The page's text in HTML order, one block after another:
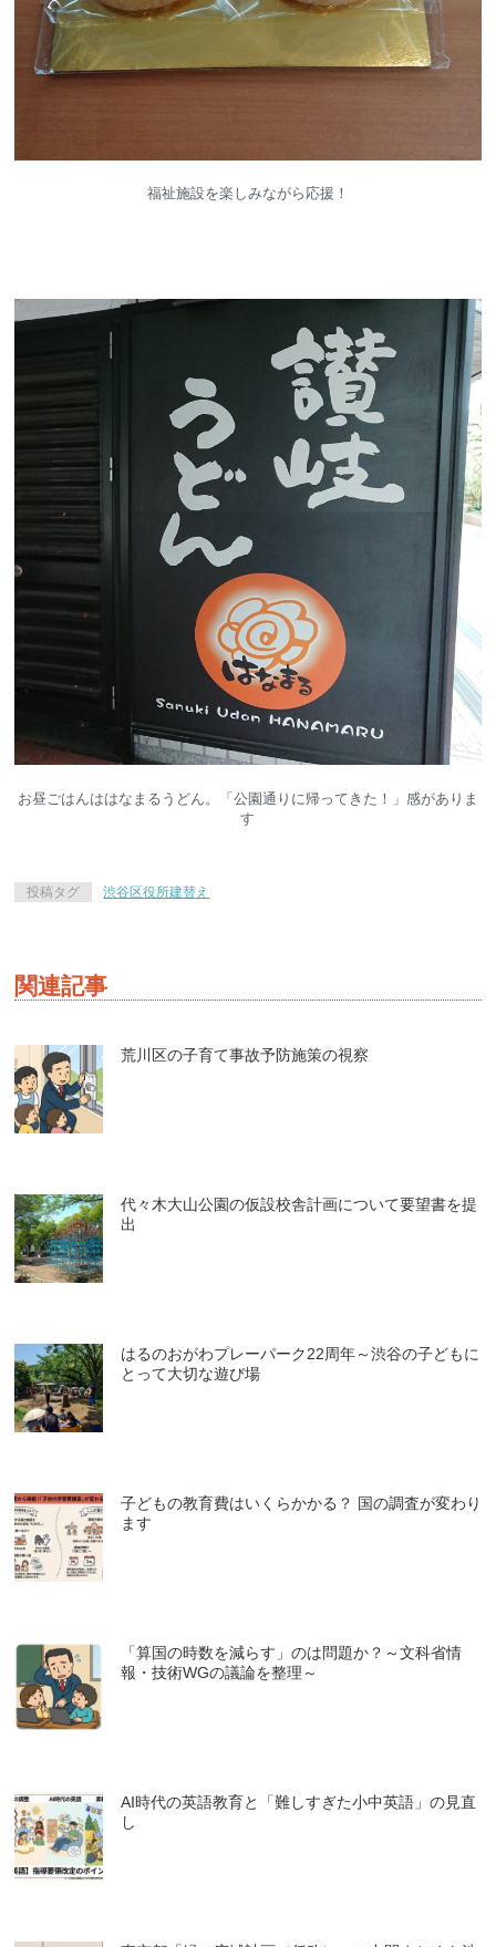
福祉施設を楽しみながら応援！
お昼ごはんははなまるうどん。「公園通りに帰ってきた！」感がありま
す
投稿タグ 渋谷区役所建替え
関連記事
荒川区の子育て事故予防施策の視察
代々木大山公園の仮設校舎計画について要望書を提
出
はるのおがわプレーパーク22周年～渋谷の子どもに
とって大切な遊び場
子どもの教育費はいくらかかる？ 国の調査が変わり
ます
「算国の時数を減らす」のは問題か？～文科省情
報・技術WGの議論を整理～
AI時代の英語教育と「難しすぎた小中英語」の見直
し